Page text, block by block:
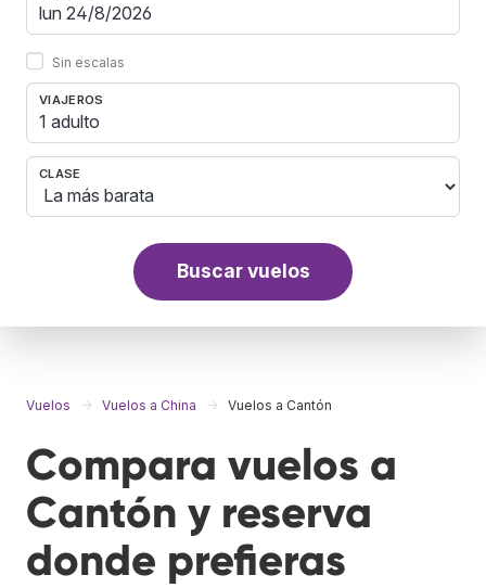
Sin escalas
VIAJEROS
1 adulto
CLASE
Buscar vuelos
Vuelos Vuelos a China Vuelos a Cantón
Compara vuelos a
Cantón y reserva
donde prefieras